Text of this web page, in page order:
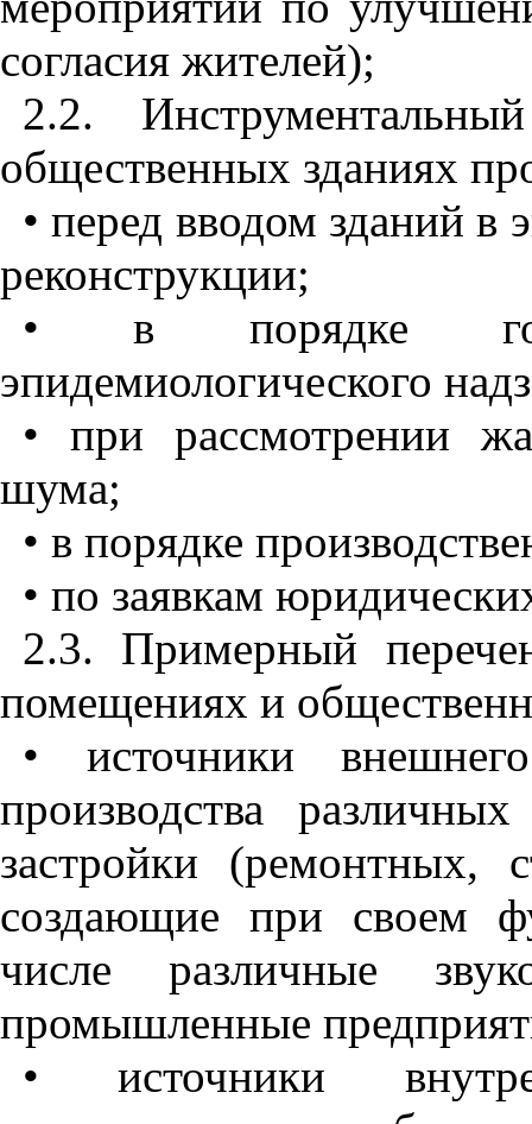
согласия жителей);
2.2.
общественных зданиях
• перед вводом зданий в
реконструкции;
• в порядке
эпидемиологического
• при рассмотрении
шума;
• в порядке
• по заявкам
2.3. Примерный
помещениях и
• источники
производства
застройки (ремонтных,
создающие при своем
числе различные
промышленные
• источники